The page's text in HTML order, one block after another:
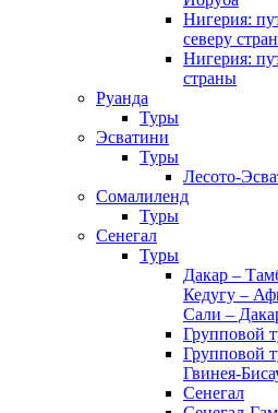
Нигерия:
северу
Нигерия:
страны
Руанда
Туры
Эсватини
Туры
Лесото-
Сомалиленд
Туры
Сенегал
Туры
Дакар –
Кедугу –
Сали –
Групповой
Групповой
Гвинея-
Сенегал